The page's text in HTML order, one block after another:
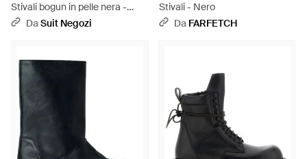
Stivali bogun in pelle nera -
NeroDaSuit Negozi
Stivali - Nero
Da FARFETCH